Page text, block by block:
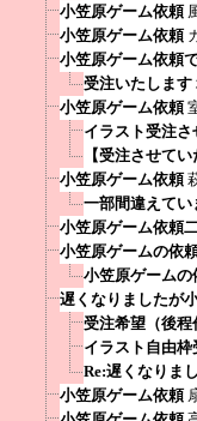
小笠原ゲーム依頼
小笠原ゲーム依頼
小笠原ゲーム依頼
受注いたします
小笠原ゲーム依頼
イラスト受注さ
【受注させてい
小笠原ゲーム依頼
一部間違えてい
小笠原ゲーム依頼
小笠原ゲームの依
小笠原ゲームの
遅くなりましたが
受注希望（後程
イラスト自由
Re:遅くなりま
小笠原ゲーム依頼